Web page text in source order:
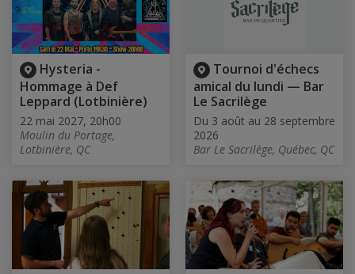
Hysteria -
Hommage à Def
Leppard (Lotbinière)
22 mai 2027, 20h00
Moulin du Portage,
Lotbinière, QC
Tournoi d'échecs
amical du lundi — Bar
Le Sacrilège
Du 3 août au 28 septembre
2026
Bar Le Sacrilège, Québec, QC